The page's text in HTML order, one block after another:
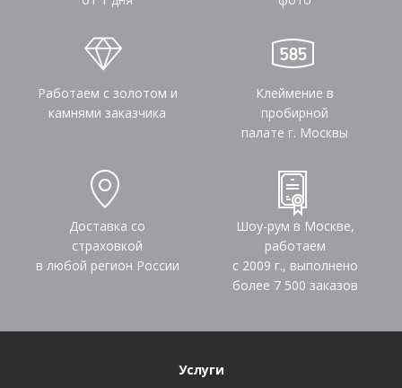
Работаем с золотом и
камнями заказчика
Клеймение в
пробирной
палате г. Москвы
Доставка со
страховкой
в любой регион России
Шоу-рум в Москве,
работаем
с 2009 г., выполнено
более 7 500 заказов
Услуги